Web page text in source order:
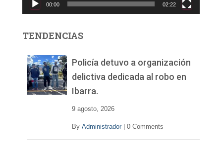
d
00:00 02:22
TENDENCIAS
Policía detuvo a organización
delictiva dedicada al robo en
Ibarra.
9 agosto, 2026
By Administrador 0 Comments